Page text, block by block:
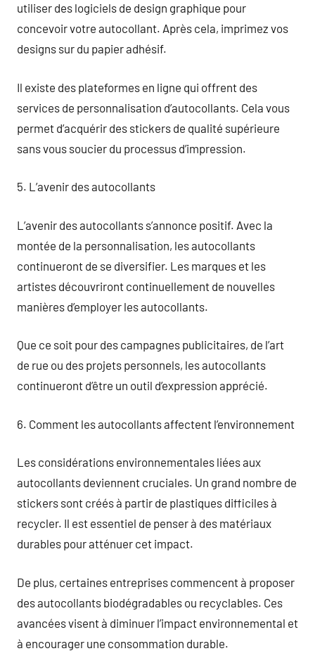
utiliser des logiciels de design graphique pour
concevoir votre autocollant. Après cela, imprimez vos
designs sur du papier adhésif.
Il existe des plateformes en ligne qui offrent des
services de personnalisation d’autocollants. Cela vous
permet d’acquérir des stickers de qualité supérieure
sans vous soucier du processus d’impression.
5. L’avenir des autocollants
L’avenir des autocollants s’annonce positif. Avec la
montée de la personnalisation, les autocollants
continueront de se diversifier. Les marques et les
artistes découvriront continuellement de nouvelles
manières d’employer les autocollants.
Que ce soit pour des campagnes publicitaires, de l’art
de rue ou des projets personnels, les autocollants
continueront d’être un outil d’expression apprécié.
6. Comment les autocollants affectent l’environnement
Les considérations environnementales liées aux
autocollants deviennent cruciales. Un grand nombre de
stickers sont créés à partir de plastiques difficiles à
recycler. Il est essentiel de penser à des matériaux
durables pour atténuer cet impact.
De plus, certaines entreprises commencent à proposer
des autocollants biodégradables ou recyclables. Ces
avancées visent à diminuer l’impact environnemental et
à encourager une consommation durable.